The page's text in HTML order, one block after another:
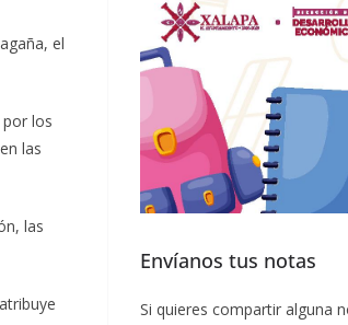
el
los
las
las
Envíanos tus notas
Si quieres compartir alguna